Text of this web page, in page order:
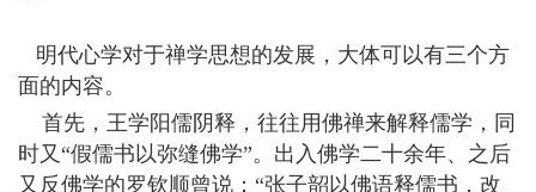
明代心学对于禅学思想的发展，大体可以有三个方
面的内容。
首先，王学阳儒阴释，往往用佛禅来解释儒学，同
时又“假儒书以弥缝佛学”。出入佛学二十余年、之后
又反佛学的罗钦顺曾说：“张子韶以佛语释儒书，改